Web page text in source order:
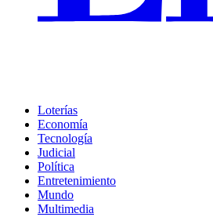
Loterías
Economía
Tecnología
Judicial
Política
Entretenimiento
Mundo
Multimedia